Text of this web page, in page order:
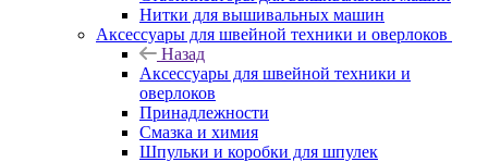
Нитки для вышивальных машин
Аксессуары для швейной техники и оверлоков
Назад
Аксессуары для швейной техники и
оверлоков
Принадлежности
Смазка и химия
Шпульки и коробки для шпулек